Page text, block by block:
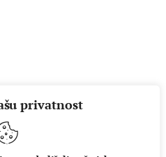
privatnost